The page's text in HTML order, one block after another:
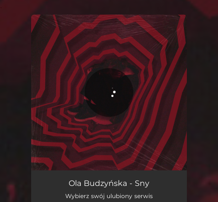
You're all set!
Ola Budzyńska - Sny
Wybierz swój ulubiony serwis